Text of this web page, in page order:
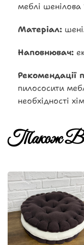
меблі
Матеріал:
Наповнювач:
Рекомендації
пилососити
необхідності
Також Вам